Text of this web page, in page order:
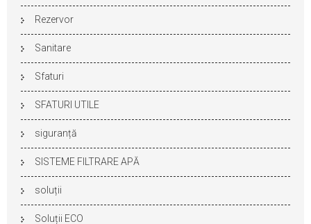
Rezervor
Sanitare
Sfaturi
SFATURI UTILE
siguranță
SISTEME FILTRARE APĂ
soluții
Soluții ECO